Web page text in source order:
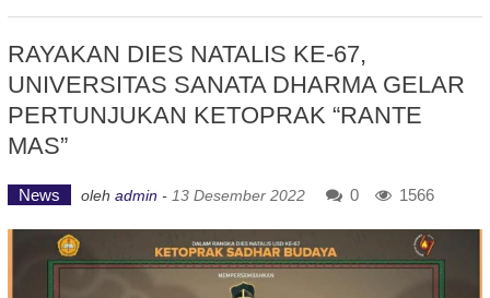
RAYAKAN DIES NATALIS KE-67,
UNIVERSITAS SANATA DHARMA GELAR
PERTUNJUKAN KETOPRAK “RANTE
MAS”
News oleh admin - 13 Desember 2022 0 1566